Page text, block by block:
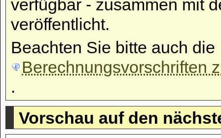
verfügbar - zusammen mit
veröffentlicht.
Beachten Sie bitte auch die
Berechnungsvorschriften
.
Vorschau auf den